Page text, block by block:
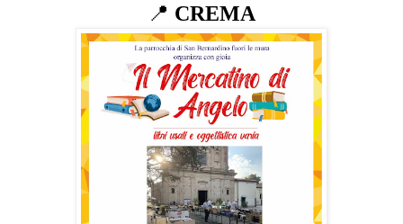
📍 CREMA